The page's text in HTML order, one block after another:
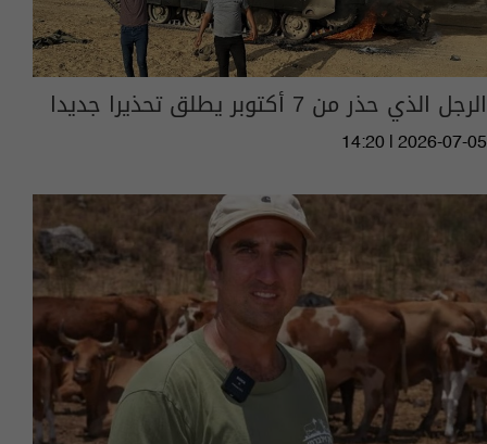
الرجل الذي حذر من 7 أكتوبر يطلق تحذيرا جديدا
14:20 | 2026-07-05